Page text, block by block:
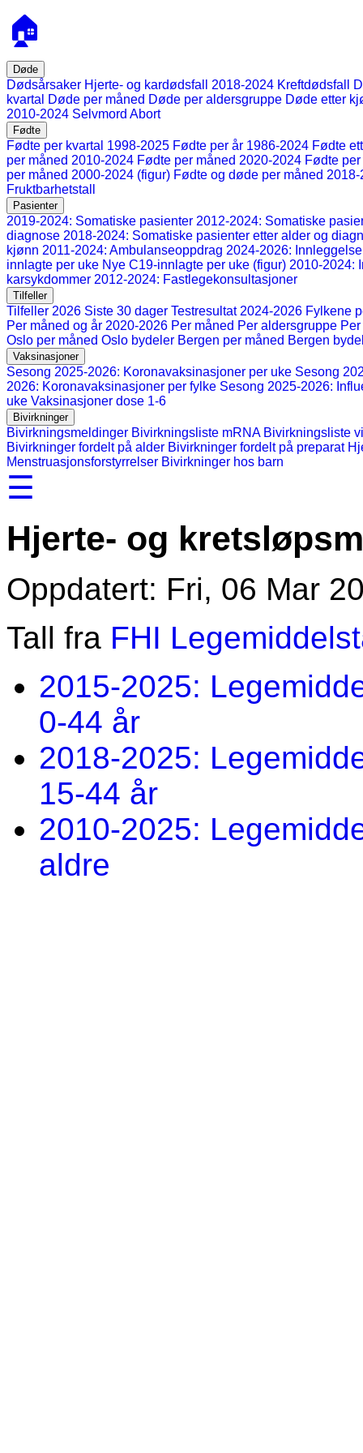
🏠
Døde
Dødsårsaker Hjerte- og kardødsfall 2018-2024 Kreftdødsfall
kvartal
Døde per måned Døde per aldersgruppe Døde etter
2010-2024 Selvmord Abort
Fødte
Fødte per kvartal 1998-2025 Fødte per år 1986-2024 Fødte
per måned 2010-2024 Fødte per måned 2020-2024 Fødte
per måned 2000-2024 (figur) Fødte og døde per måned 2018-
Fruktbarhetstall
Pasienter
2019-2024: Somatiske pasienter 2012-2024: Somatiske
diagnose 2018-2024: Somatiske pasienter etter alder og
kjønn 2011-2024: Ambulanseoppdrag 2024-2026:
innlagte per uke Nye C19-innlagte per uke (figur) 2010-2024:
karsykdommer 2012-2024: Fastlegekonsultasjoner
Tilfeller
Tilfeller 2026 Siste 30 dager Testresultat 2024-2026 Fylkene
Per måned og år 2020-2026 Per måned Per aldersgruppe
Oslo per måned Oslo bydeler Bergen per måned Bergen
Vaksinasjoner
Sesong 2025-2026: Koronavaksinasjoner per uke Sesong
2026: Koronavaksinasjoner per fylke Sesong 2025-2026:
uke Vaksinasjoner dose 1-6
Bivirkninger
Bivirkningsmeldinger Bivirkningsliste mRNA Bivirkningsliste
Bivirkninger fordelt på alder Bivirkninger fordelt på preparat
Menstruasjonsforstyrrelser Bivirkninger hos barn
☰
Hjerte- og
Oppdatert: Fri, 06 Mar
Tall fra FHI
2015-2025:
0-44 år
2018-2025:
15-44 år
2010-2025:
aldre